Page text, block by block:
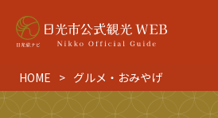
HOME グルメ・おみやげ